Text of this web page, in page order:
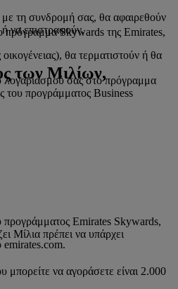
με τη συνδρομή σας, θα αφαιρεθούν
να επιστραφούν.
θα τερματιστούν ή θα
λογαριασμού σας στο πρόγραμμα
του προγράμματος Business
πρόγραμμα Skywards της Emirates,
των Μιλίων,
emirates.com.
προγράμματος Emirates Skywards,
Μίλια πρέπει να υπάρχει
να αγοράσετε είναι 2.000